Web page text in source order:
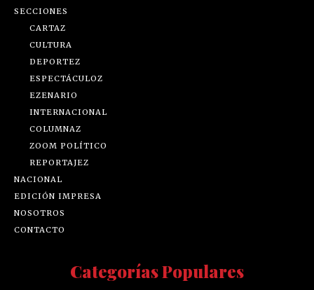
SECCIONES
CARTAZ
CULTURA
DEPORTEZ
ESPECTÁCULOZ
EZENARIO
INTERNACIONAL
COLUMNAZ
ZOOM POLÍTICO
REPORTAJEZ
NACIONAL
EDICIÓN IMPRESA
NOSOTROS
CONTACTO
Categorías Populares